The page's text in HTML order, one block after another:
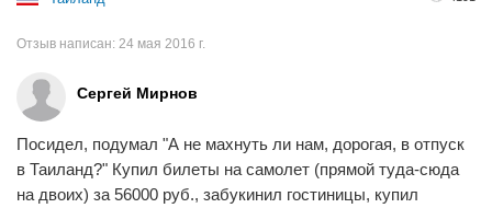
Отзыв написан: 24 мая 2016 г.
Сергей Мирнов
Посидел, подумал "А не махнуть ли нам, дорогая, в отпуск
в Таиланд?" Купил билеты на самолет (прямой туда-сюда
на двоих) за 56000 руб., забукинил гостиницы, купил